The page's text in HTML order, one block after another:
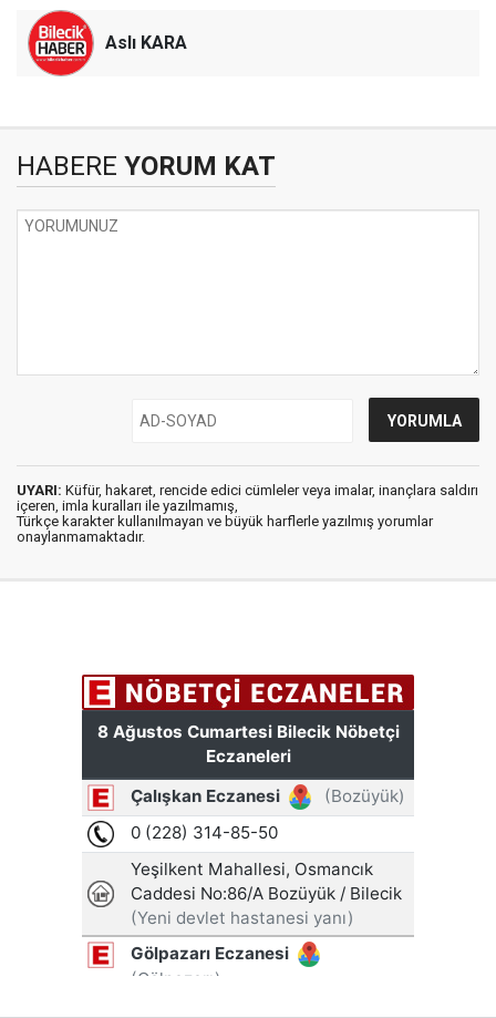
Aslı KARA
HABERE YORUM KAT
UYARI: Küfür, hakaret, rencide edici cümleler veya imalar, inançlara saldırı
içeren, imla kuralları ile yazılmamış,
Türkçe karakter kullanılmayan ve büyük harflerle yazılmış yorumlar
onaylanmamaktadır.